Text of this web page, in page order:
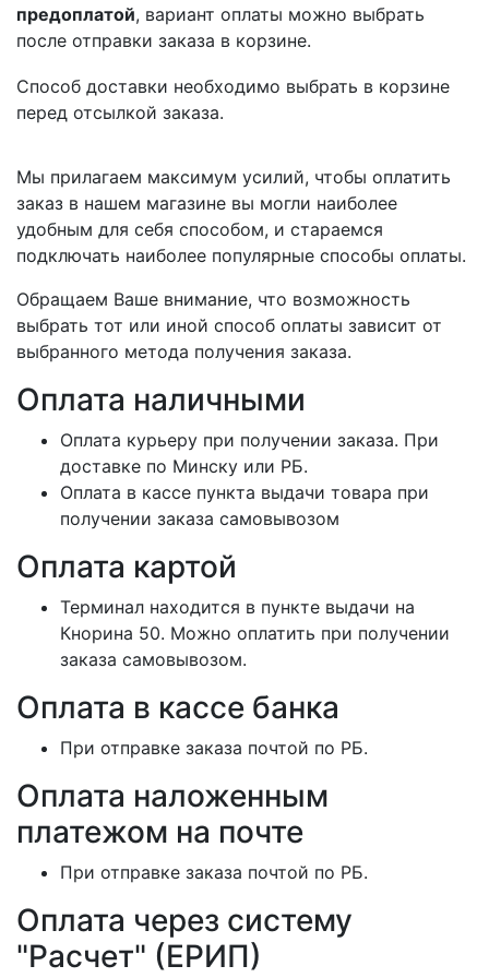
предоплатой, вариант оплаты можно выбрать
после отправки заказа в корзине.
Способ доставки необходимо выбрать в корзине
перед отсылкой заказа.
Мы прилагаем максимум усилий, чтобы оплатить
заказ в нашем магазине вы могли наиболее
удобным для себя способом, и стараемся
подключать наиболее популярные способы оплаты.
Обращаем Ваше внимание, что возможность
выбрать тот или иной способ оплаты зависит от
выбранного метода получения заказа.
Оплата наличными
Оплата курьеру при получении заказа. При
доставке по Минску или РБ.
Оплата в кассе пункта выдачи товара при
получении заказа самовывозом
Оплата картой
Терминал находится в пункте выдачи на
Кнорина 50. Можно оплатить при получении
заказа самовывозом.
Оплата в кассе банка
При отправке заказа почтой по РБ.
Оплата наложенным
платежом на почте
При отправке заказа почтой по РБ.
Оплата через систему
"Расчет" (ЕРИП)